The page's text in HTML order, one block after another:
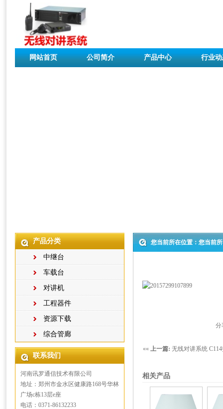
网站首页 公司简介 产品中心 行业
产品分类
中继台
车载台
对讲机
工程器件
资源下载
综合管廊
联系我们
河南讯罗通信技术有限公司
地址：郑州市金水区健康路168号华林
广场c栋13层e座
电话：0371-86132233
您当前所在位置：您当前
分
«« 上一篇: 无线对讲系统
相关产品